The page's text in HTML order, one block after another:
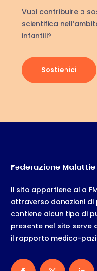
Vuoi contribuire a
scientifica
infantili?
Sostienici
Federazione
Il sito appartiene alla
attraverso donazioni di
contiene alcun tipo di
presente nel sito serve
il rapporto medico-